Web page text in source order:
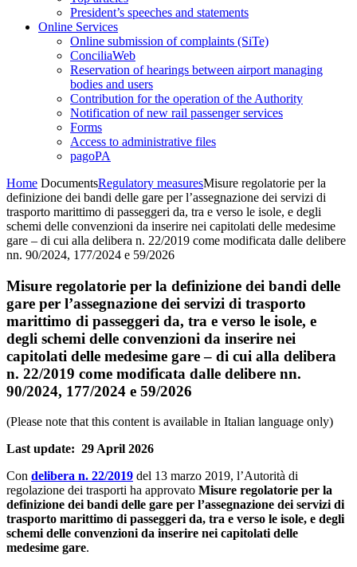
President’s speeches and statements
Online Services
Online submission of complaints (SiTe)
ConciliaWeb
Reservation of hearings between airport managing
bodies and users
Contribution for the operation of the Authority
Notification of new rail passenger services
Forms
Access to administrative files
pagoPA
Home DocumentsRegulatory measuresMisure regolatorie per la
definizione dei bandi delle gare per l’assegnazione dei servizi di
trasporto marittimo di passeggeri da, tra e verso le isole, e degli
schemi delle convenzioni da inserire nei capitolati delle medesime
gare – di cui alla delibera n. 22/2019 come modificata dalle delibere
nn. 90/2024, 177/2024 e 59/2026
Misure regolatorie per la definizione dei bandi delle
gare per l’assegnazione dei servizi di trasporto
marittimo di passeggeri da, tra e verso le isole, e
degli schemi delle convenzioni da inserire nei
capitolati delle medesime gare – di cui alla delibera
n. 22/2019 come modificata dalle delibere nn.
90/2024, 177/2024 e 59/2026
(Please note that this content is available in Italian language only)
Last update: 29 April 2026
Con delibera n. 22/2019 del 13 marzo 2019, l’Autorità di
regolazione dei trasporti ha approvato Misure regolatorie per la
definizione dei bandi delle gare per l’assegnazione dei servizi di
trasporto marittimo di passeggeri da, tra e verso le isole, e degli
schemi delle convenzioni da inserire nei capitolati delle
medesime gare.